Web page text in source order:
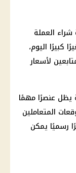
العملة
كبيرًا اليوم،
لأسعار
يظل عنصرًا مهمًا
المتعاملين
رسميًا يمكن